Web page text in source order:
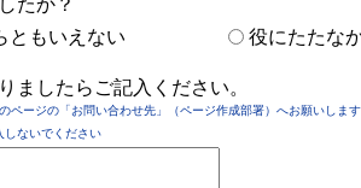
たか？
ともいえない 役にたたな
ましたらご記入ください。
ページの「お問い合わせ先」（ページ作成部署）へお願いしま
しないでください